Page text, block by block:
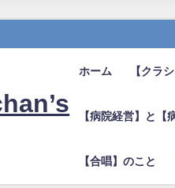
ホーム 【クラ
【病院経営】と【
【合唱】のこと